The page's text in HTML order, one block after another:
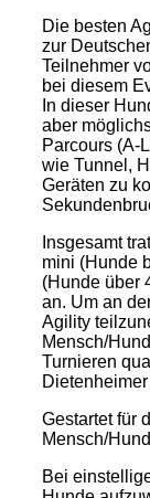
Die besten
zur
Teilnehmer
bei diesem
In dieser
aber
Parcours (A-
wie Tunnel,
Geräten zu
Insgesamt
mini (Hunde
(Hunde über
an. Um an
Agility
Mensch/
Turnieren
Dietenheimer
Gestartet für
Mensch/
Bei